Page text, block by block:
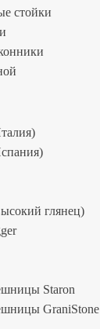
стойки
глянец)
Staron
GraniStone